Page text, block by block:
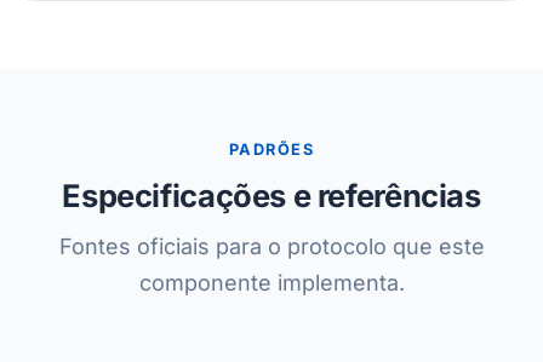
PADRÕES
Especificações e referências
Fontes oficiais para o protocolo que este
componente implementa.